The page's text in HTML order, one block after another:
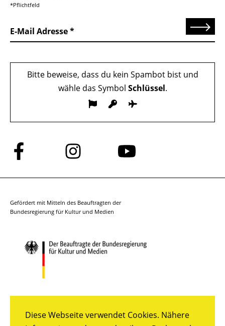
Diese Webseite verwendet Cookies. Nähere
*Pflichtfeld
E-Mail Adresse Senden
Bitte beweise, dass du kein Spambot bist und
wähle das Symbol Schlüssel.
Folge
uns
auf
Folge
uns
auf
Folge
auf
Gefördert mit Mitteln des Beauftragten der
Bundesregierung für Kultur und Medien